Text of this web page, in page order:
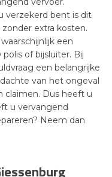
verzekerd bent is dit
extra kosten.
een
of bijsluiter. Bij
een belangrijke
van het ongeval
claimen. Dus heeft u
u vervangend
Neem dan